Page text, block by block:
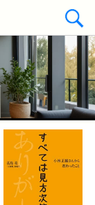
が対象